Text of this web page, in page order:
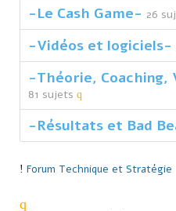
-Le Cash Game- 26
-Vidéos et logiciels-
-Théorie,
81 sujets
-Résultats et Bad
Forum Technique et Stratégie